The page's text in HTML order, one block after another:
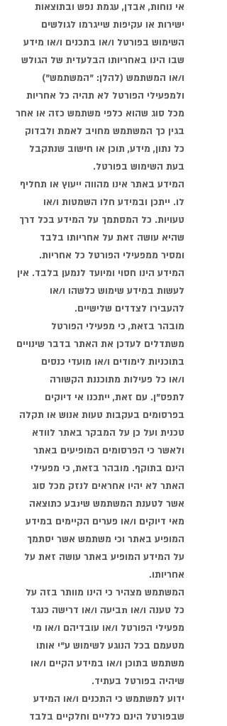
אי נוחות, אבדן, עגמת נפש ובתוצאות
ישירות או עקיפות שייגרמו לגולשים
השימוש בפורטל ו/או בתכנים ו/או מידע
שבו הינו באחריותו הבלעדית של הגולש
ו/או המשתמש (להלן: "המשתמש")
ולמפעילי הפורטל לא תהיה כל אחריות
מכל סוג שהוא כלפי משתמש כזה או אחר
בגין כך המשתמש מחויב לאמת ולבדוק
כל נתון, מידע, תוכן או חישוב שנתקבל
בעת השימוש בפורטל.
המידע באתר אינו מהווה ייעוץ או תחליף
לו. ייתכן ובמידע חלו השמטות ו/או
טעויות. כל המסתמך על המידע בכל דרך
שהיא עושה זאת על אחריותו בלבד
ומסיר ממפעילי הפורטל כל אחריות.
המידע הינו חסוי ומיועד לנמען בלבד. אין
לעשות במידע שימוש כלשהו ו/או
להעבירו לצדדים שלישיים.
מובהר בזאת, כי מפעילי הפורטל
משתדלים לעדכן את האתר בדבר שינויים
בתוכניות לימודים ו/או מועדי כנסים
ו/או כל פעילות מתוכננת הקשורה
לתפס"ן. עם זאת, ייתכנו אי דיוקים
בפרסומים בעקבות טעות אנוש או תקלה
טכנית ועל כן על המבקר באתר לוודא
ולאשר כי הפרסומים המופיעים באתר
הינם בתוקף. מובהר בזאת, כי מפעילי
האתר לא יהיו אחראים לנזק מכל סוג
אשר לטענת המשתמש שינבע כתוצאה
מאי דיוקים ו/או פערים הקיימים במידע
המופיע באתר וכי משתמש אשר יסתמך
על המידע המופיע באתר עושה זאת על
אחריותו.
המשתמש מצהיר כי הינו מוותר בזה על
כל טענה ו/או תביעה ו/או דרישה כנגד
מפעילי הפורטל ו/או עובדיהם ו/או מי
מטעמם בכל הנוגע לשימוש ע"י אותו
משתמש בתוכן ו/או במידע הקיים ו/או
שיהיה בפורטל בעתיד.
ידוע למשתמש כי התכנים ו/או המידע
שבפורטל הינם כלליים וחלקיים בלבד